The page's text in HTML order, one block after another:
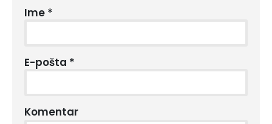
Ime *
E-pošta *
Komentar